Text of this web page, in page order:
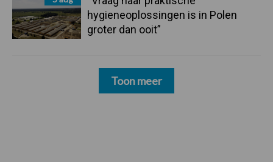
hygieneoplossingen is in Polen
groter dan ooit”
Toon meer